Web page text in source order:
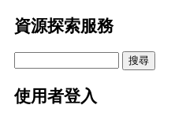
資源探索服務
使用者登入